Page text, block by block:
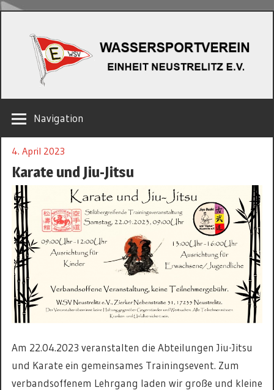
springen
NEUSTRELITZ
E.V.
Navigation
4. April 2023
Karate und Jiu-Jitsu
Am 22.04.2023 veranstalten die Abteilungen Jiu-Jitsu
und Karate ein gemeinsames Trainingsevent. Zum
verbandsoffenem Lehrgang laden wir große und kleine